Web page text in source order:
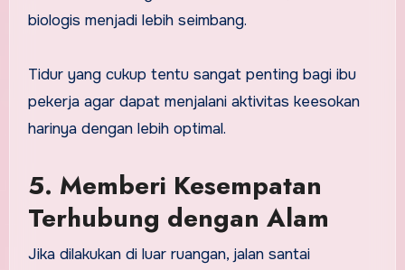
biologis menjadi lebih seimbang.
Tidur yang cukup tentu sangat penting bagi ibu
pekerja agar dapat menjalani aktivitas keesokan
harinya dengan lebih optimal.
5. Memberi Kesempatan
Terhubung dengan Alam
Jika dilakukan di luar ruangan, jalan santai